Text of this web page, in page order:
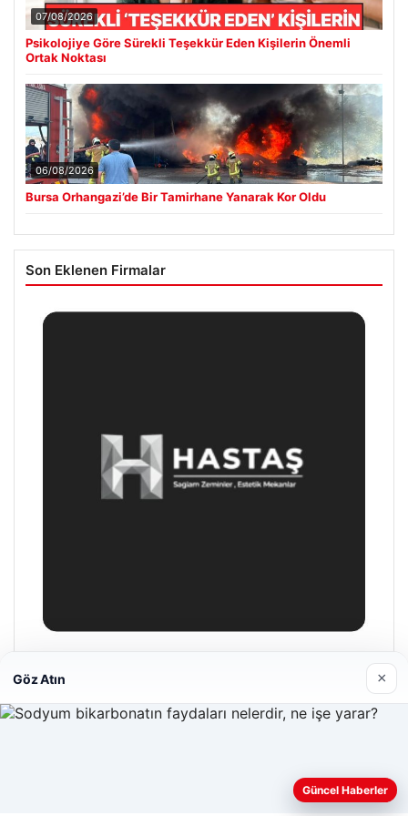
BTC 3054234 ▼ -0.44%
Son Eklenen Haberler
■Psikolojiye Göre Sürekli Teşekkür Eden Kişilerin Önemli Ortak
Noktası
■Bursa Orhangazi’de Bir Tamirhane Yanarak Kor Oldu
■2 yaşındaki bebeği Heimlich manevrasıyla kurtaran personele
ödül
kendi kendini ödeyen ev modeli
Psikologlara Göre Hızlı Konuşan Kişilerin En Önemli Ortak
Özelliği
Güncel
Psikolojiye Göre Sürekli Teşekkür Eden Kişilerin Önemli
Ortak Noktası
Bursa Orhangazi’de Bir Tamirhane Yanarak Kor Oldu
Son Eklenen Firmalar
Web sitemizi nasıl kullandığınızı daha iyi anlayabilmek,
deneyiminizi kişiselleştirmek ve geliştirmek amacıyla çerezler
Göz Atın ×
Güncel Haberler